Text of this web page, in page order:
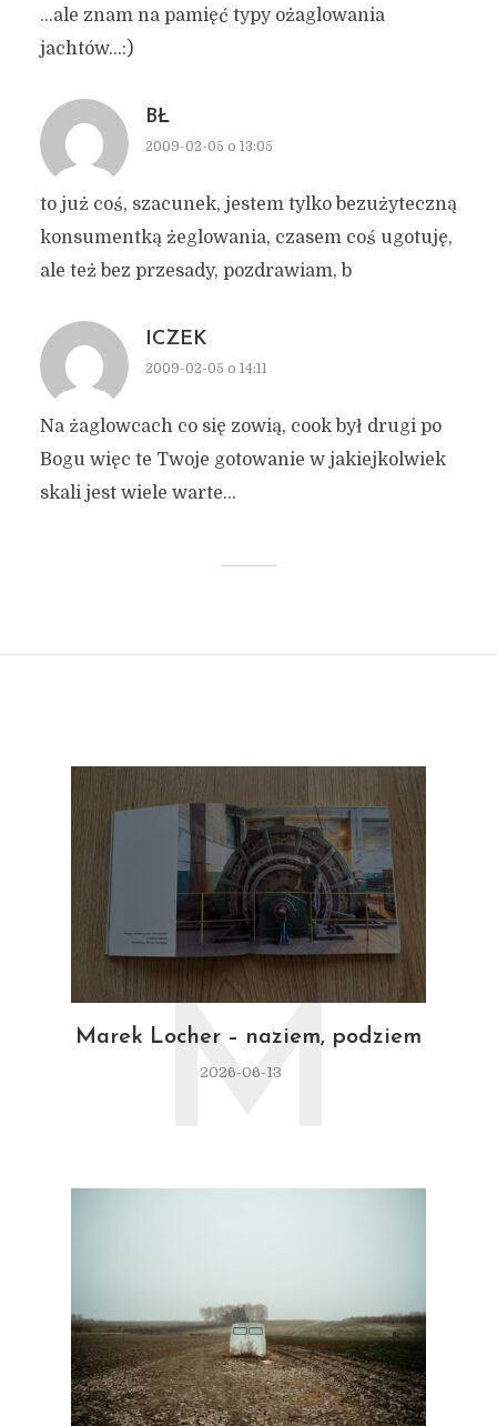
…ale znam na pamięć typy ożaglowania
jachtów…:)
BŁ
2009-02-05 o 13:05
to już coś, szacunek, jestem tylko bezużyteczną
konsumentką żeglowania, czasem coś ugotuję,
ale też bez przesady, pozdrawiam, b
ICZEK
2009-02-05 o 14:11
Na żaglowcach co się zowią, cook był drugi po
Bogu więc te Twoje gotowanie w jakiejkolwiek
skali jest wiele warte…
Marek Locher – naziem, podziem
2026-06-13
M